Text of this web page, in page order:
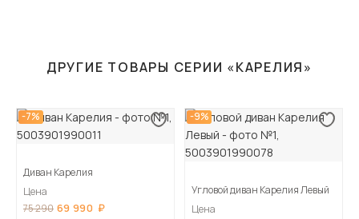
ДРУГИЕ ТОВАРЫ СЕРИИ «КАРЕЛИЯ»
-7%
Диван Карелия
Цена
75 290 69 990
-9%
Угловой диван Карелия Левый
Цена